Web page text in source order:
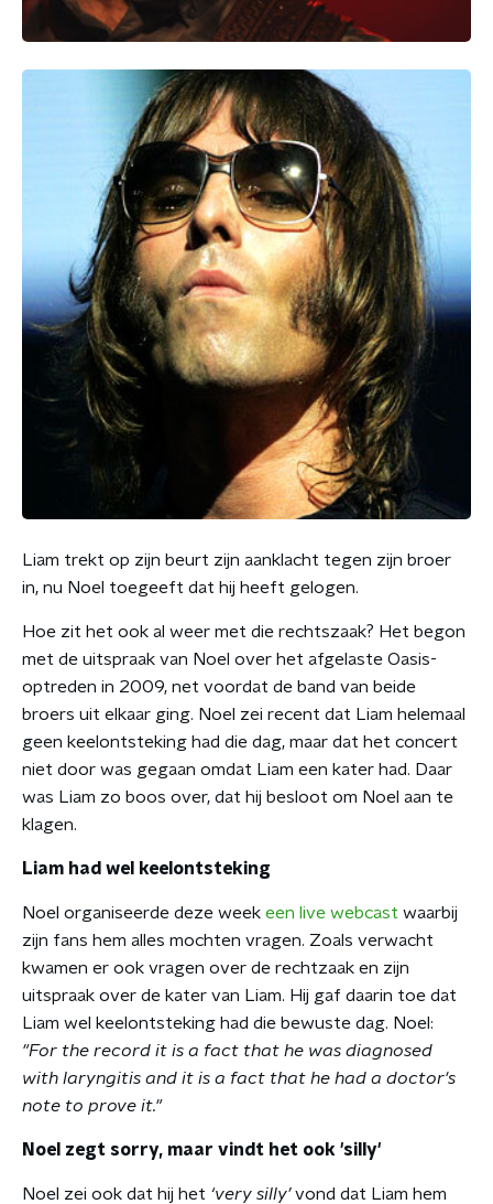
Liam trekt op zijn beurt zijn aanklacht tegen zijn broer
in, nu Noel toegeeft dat hij heeft gelogen.
Hoe zit het ook al weer met die rechtszaak? Het begon
met de uitspraak van Noel over het afgelaste Oasis-
optreden in 2009, net voordat de band van beide
broers uit elkaar ging. Noel zei recent dat Liam helemaal
geen keelontsteking had die dag, maar dat het concert
niet door was gegaan omdat Liam een kater had. Daar
was Liam zo boos over, dat hij besloot om Noel aan te
klagen.
Liam had wel keelontsteking
Noel organiseerde deze week een live webcast waarbij
zijn fans hem alles mochten vragen. Zoals verwacht
kwamen er ook vragen over de rechtzaak en zijn
uitspraak over de kater van Liam. Hij gaf daarin toe dat
Liam wel keelontsteking had die bewuste dag. Noel:
"For the record it is a fact that he was diagnosed
with laryngitis and it is a fact that he had a doctor's
note to prove it."
Noel zegt sorry, maar vindt het ook 'silly'
Noel zei ook dat hij het ‘very silly’vond dat Liam hem